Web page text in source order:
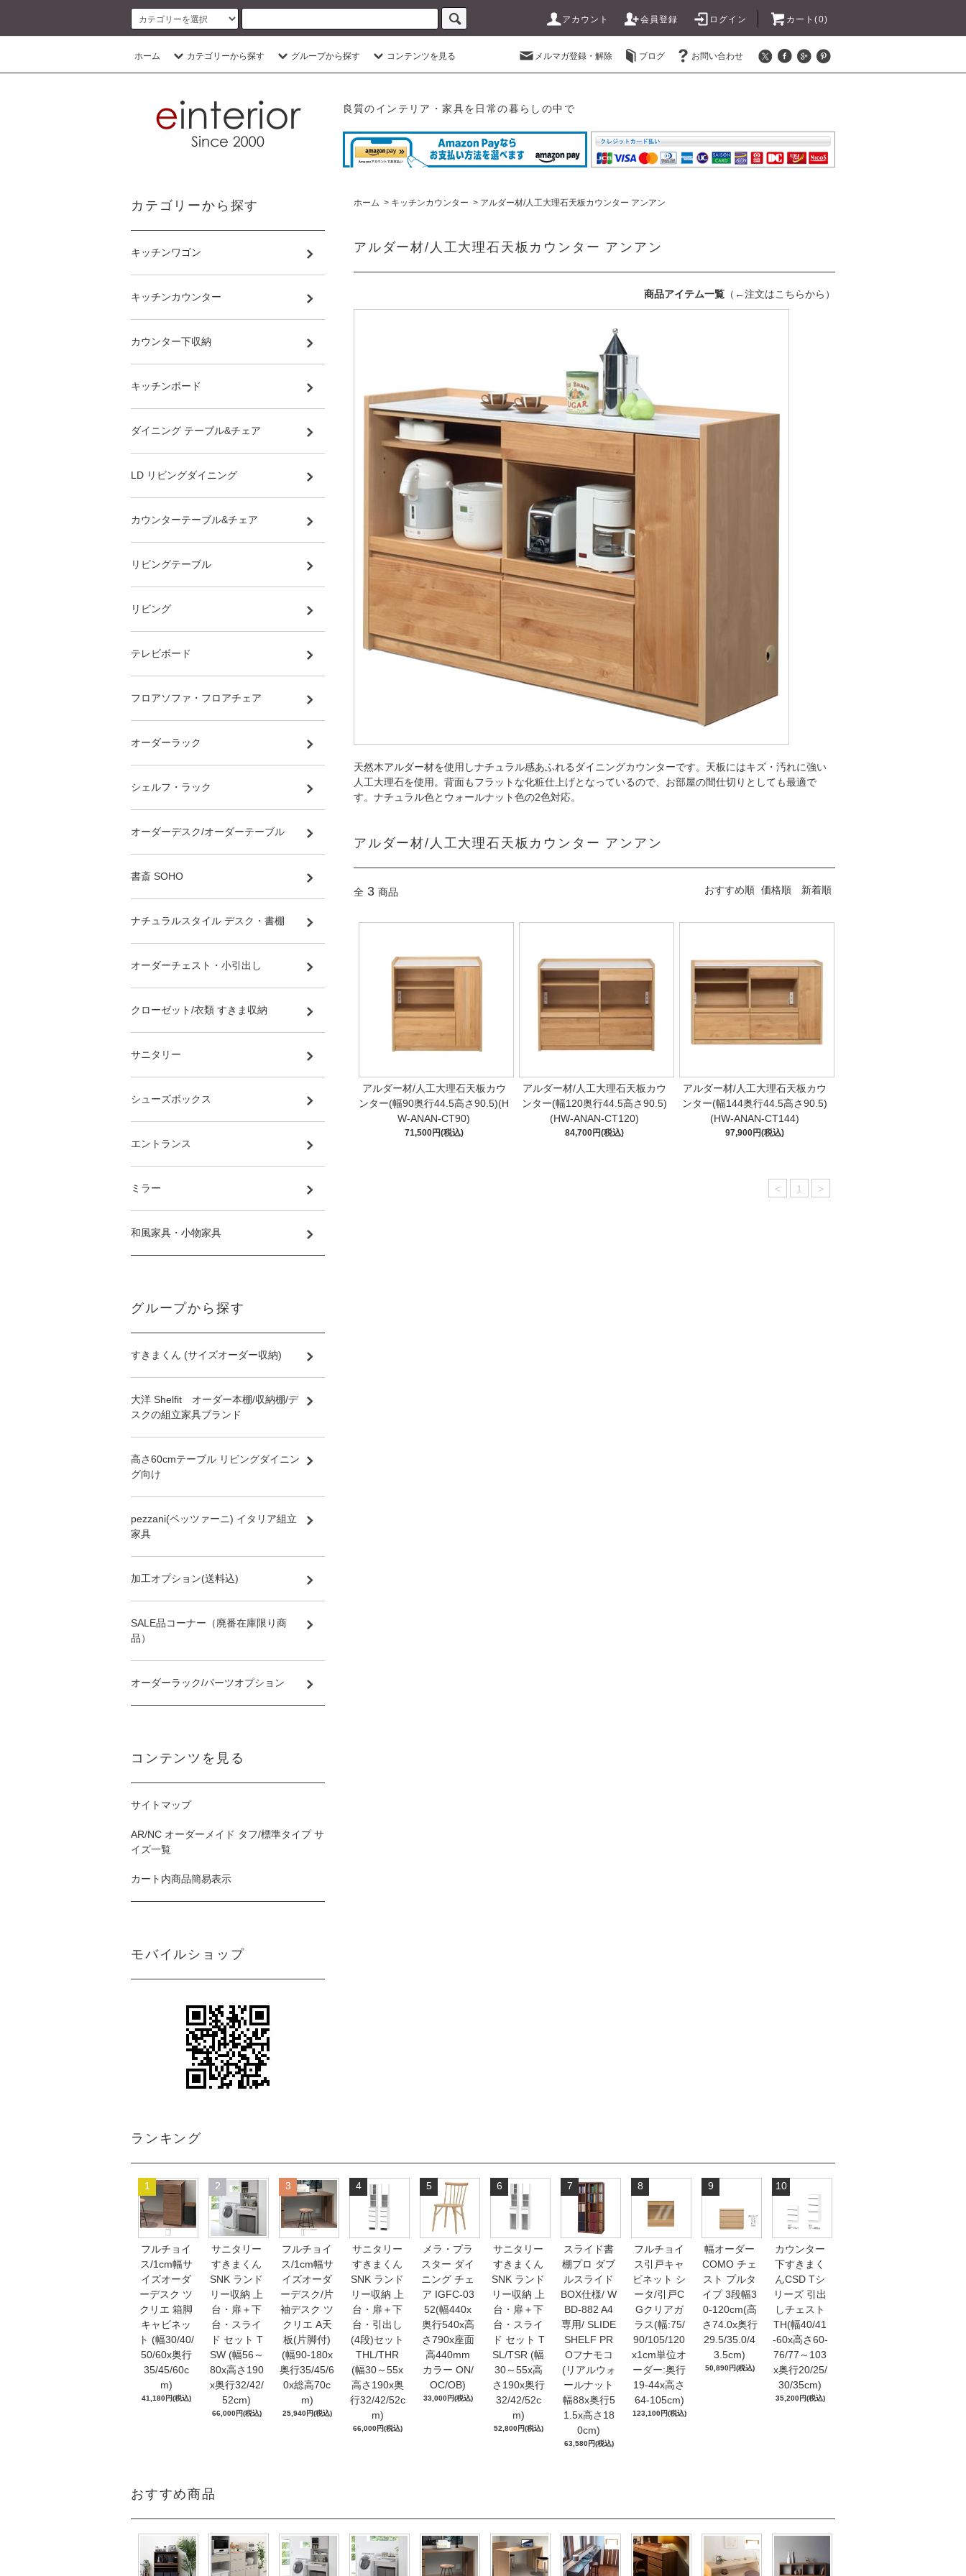
アカウント 会員登録 ログイン カート(0)
ホーム カテゴリーから探す グループから探す コンテンツを見る メルマガ登録・解除 ブログ お問い合わせ
良質のインテリア・家具を日常の暮らしの中で
ホーム > キッチンカウンター > アルダー材/人工大理石天板カウンター アンアン
アルダー材/人工大理石天板カウンター アンアン
商品アイテム一覧 （←注文はこちらから）
天然木アルダー材を使用しナチュラル感あふれるダイニングカウンターです。天板にはキズ・汚れに強い
人工大理石を使用。背面もフラットな化粧仕上げとなっているので、お部屋の間仕切りとしても最適で
す。ナチュラル色とウォールナット色の2色対応。
アルダー材/人工大理石天板カウンター アンアン
全 3 商品 おすすめ順 価格順 新着順
アルダー材/人工大理石天板カウ
ンター(幅90奥行44.5高さ90.5)(H
W-ANAN-CT90)
71,500円(税込)
アルダー材/人工大理石天板カウ
ンター(幅120奥行44.5高さ90.5)
(HW-ANAN-CT120)
84,700円(税込)
アルダー材/人工大理石天板カウ
ンター(幅144奥行44.5高さ90.5)
(HW-ANAN-CT144)
97,900円(税込)
< 1 >
カテゴリーから探す
キッチンワゴン
キッチンカウンター
カウンター下収納
キッチンボード
ダイニング テーブル&チェア
LD リビングダイニング
カウンターテーブル&チェア
リビングテーブル
リビング
テレビボード
フロアソファ・フロアチェア
オーダーラック
シェルフ・ラック
オーダーデスク/オーダーテーブル
書斎 SOHO
ナチュラルスタイル デスク・書棚
オーダーチェスト・小引出し
クローゼット/衣類 すきま収納
サニタリー
シューズボックス
エントランス
ミラー
和風家具・小物家具
グループから探す
すきまくん (サイズオーダー収納)
大洋 Shelfit オーダー本棚/収納棚/デ
スクの組立家具ブランド
高さ60cmテーブル リビングダイニン
グ向け
pezzani(ペッツァーニ) イタリア組立
家具
加工オプション(送料込)
SALE品コーナー（廃番在庫限り商
品）
オーダーラック/パーツオプション
コンテンツを見る
サイトマップ
AR/NC オーダーメイド タフ/標準タイプ サ
イズ一覧
カート内商品簡易表示
モバイルショップ
ランキング
1
フルチョイ
ス/1cm幅サ
イズオーダ
ーデスク ツ
クリエ 箱脚
キャビネッ
ト (幅30/40/
50/60x奥行
35/45/60c
m)
41,180円(税込)
2
サニタリー
すきまくん
SNK ランド
リー収納 上
台・扉＋下
台・スライ
ド セット T
SW (幅56～
80x高さ190
x奥行32/42/
52cm)
66,000円(税込)
3
フルチョイ
ス/1cm幅サ
イズオーダ
ーデスク/片
袖デスク ツ
クリエ A天
板(片脚付)
(幅90-180x
奥行35/45/6
0x総高70c
m)
25,940円(税込)
4
サニタリー
すきまくん
SNK ランド
リー収納 上
台・扉＋下
台・引出し
(4段)セット
THL/THR
(幅30～55x
高さ190x奥
行32/42/52c
m)
66,000円(税込)
5
メラ・プラ
スター ダイ
ニング チェ
ア IGFC-03
52(幅440x
奥行540x高
さ790x座面
高440mm
カラー ON/
OC/OB)
33,000円(税込)
6
サニタリー
すきまくん
SNK ランド
リー収納 上
台・扉＋下
台・スライ
ド セット T
SL/TSR (幅
30～55x高
さ190x奥行
32/42/52c
m)
52,800円(税込)
7
スライド書
棚プロ ダブ
ルスライド
BOX仕様/ W
BD-882 A4
専用/ SLIDE
SHELF PR
Oフナモコ
(リアルウォ
ールナット
幅88x奥行5
1.5x高さ18
0cm)
63,580円(税込)
8
フルチョイ
ス引戸キャ
ビネット シ
ータ/引戸C
Gクリアガ
ラス(幅:75/
90/105/120
x1cm単位オ
ーダー:奥行
19-44x高さ
64-105cm)
123,100円(税込)
9
幅オーダー
COMO チェ
スト プルタ
イプ 3段幅3
0-120cm(高
さ74.0x奥行
29.5/35.0/4
3.5cm)
50,890円(税込)
10
カウンター
下すきまく
んCSD Tシ
リーズ 引出
しチェスト
TH(幅40/41
-60x高さ60-
76/77～103
x奥行20/25/
30/35cm)
35,200円(税込)
おすすめ商品